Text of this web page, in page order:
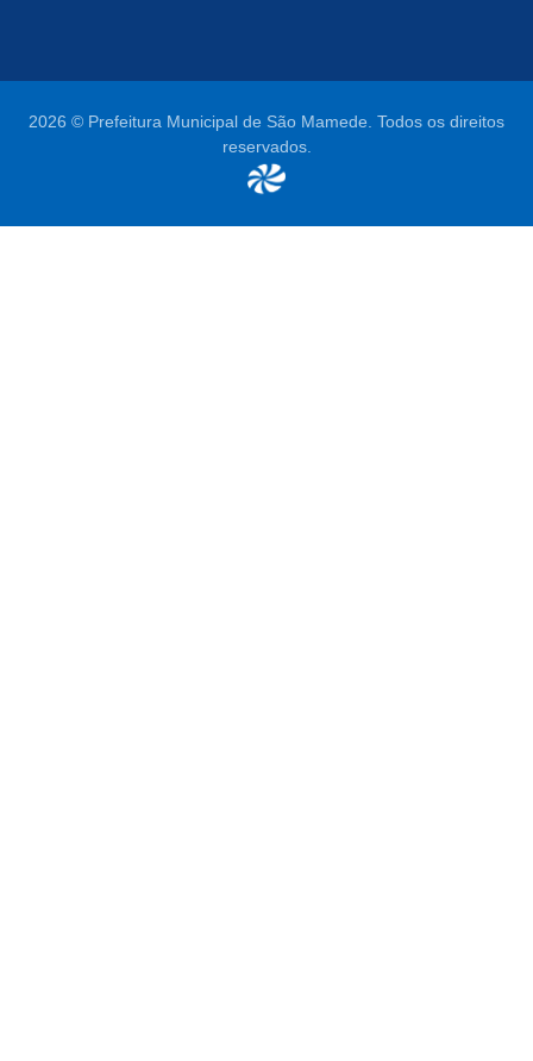
2026 © Prefeitura Municipal de São Mamede. Todos os direitos
reservados.